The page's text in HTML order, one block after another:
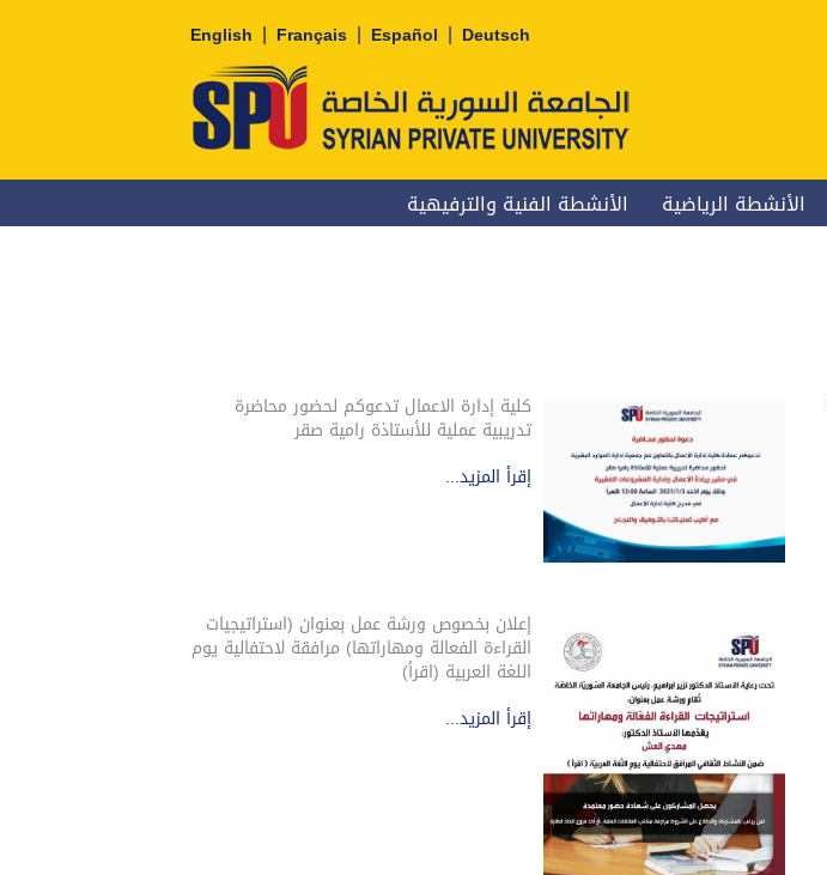
English | Français | Español | Deutsch
الأنشطة الرياضية الأنشطة الفنية والترفيهية
كلية إدارة الاعمال تدعوكم لحضور محاضرة
تدريبية عملية للأستاذة رامية صقر
إقرأ المزيد...
إعلان بخصوص ورشة عمل بعنوان (استراتيجيات
القراءة الفعالة ومهاراتها) مرافقة لاحتفالية يوم
اللغة العربية (اقرأ)
إقرأ المزيد...